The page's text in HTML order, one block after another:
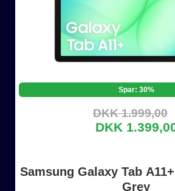
Spar: 30%
DKK 1.999,00
DKK
Samsung Galaxy Tab
Grey